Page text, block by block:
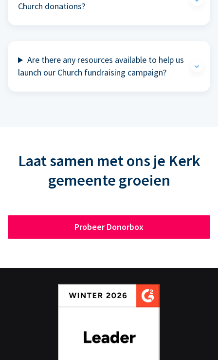
Church donations?
Are there any resources available to help us
launch our Church fundraising campaign?
Laat samen met ons je Kerk
gemeente groeien
Probeer Donorbox